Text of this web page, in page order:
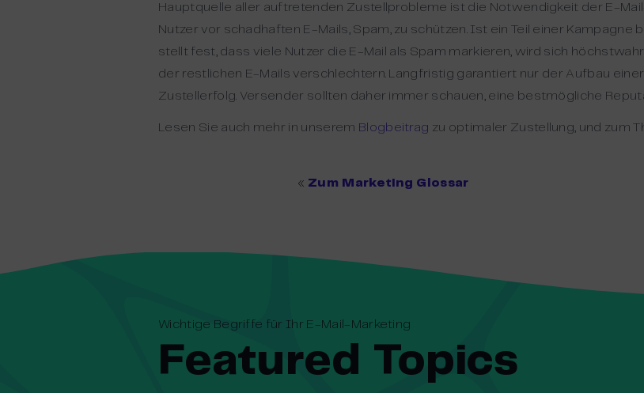
Hauptquelle aller auftretenden Zustellprobleme ist die Notwendigkeit der E-
Nutzer vor schadhaften E-Mails, Spam, zu schützen. Ist ein Teil einer Kampagne
stellt fest, dass viele Nutzer die E-Mail als Spam markieren, wird sich
der restlichen E-Mails verschlechtern. Langfristig garantiert nur der Aufbau
Zustellerfolg. Versender sollten daher immer schauen, eine bestmögliche
Lesen Sie auch mehr in unserem Blogbeitrag zu optimaler Zustellung, und zum
« Zum Marketing Glossar
Wichtige Begriffe für Ihr E-Mail-Marketing
Featured Topics